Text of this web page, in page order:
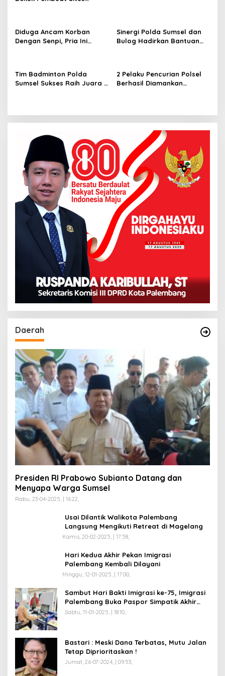
Diduga Ancam Korban
Dengan Senpi, Pria Ini
Sinergi Polda Sumsel dan
Bulog Hadirkan Bantuan
Tim Badminton Polda
Sumsel Sukses Raih Juara 1
2 Pelaku Pencurian Polsel
Berhasil Diamankan
Daerah
Presiden RI Prabowo Subianto Datang dan
Menyapa Warga Sumsel
Rabu, 23-04-2025, | 16:22,
Usai Dilantik Walikota Palembang
Langsung Mengikuti Retreat di Magelang
Kamis, 20-02-2025, | 17:58,
Hari Kedua Akhir Pekan Imigrasi
Palembang Kembali Dilayani
Minggu, 12-01-2025, | 17:00,
Sambut Hari Bakti Imigrasi ke-75, Imigrasi
Palembang Buka Paspor Simpatik Akhir
Pekan
Sabtu, 11-01-2025, | 18:10,
Bastari : Meski Dana Terbatas, Mutu Jalan
Tetap Diprioritaskan !
Jumat, 26-07-2024, | 09:53,